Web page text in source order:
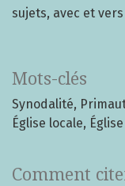
Mots-clés
Synodalité
Église locale
Comment
sujets, avec et